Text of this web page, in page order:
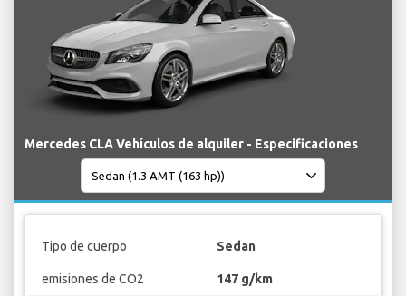
Mercedes CLA Vehículos de alquiler - Especificaciones
Tipo de cuerpo Sedan
emisiones de CO2 147 g/km